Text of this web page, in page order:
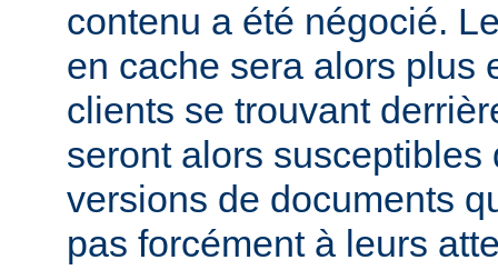
contenu a été négocié.
en cache sera alors plus
clients se trouvant
seront alors
versions de documents
pas forcément à leurs